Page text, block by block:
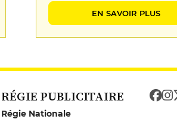
EN SAVOIR PLUS
RÉGIE PUBLICITAIRE
Régie Nationale